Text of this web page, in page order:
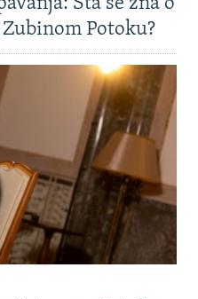
Potoku?